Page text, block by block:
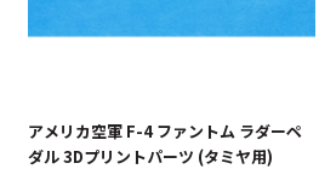
アメリカ空軍 F-4 ファントム ラダーペ
ダル 3Dプリントパーツ (タミヤ用)